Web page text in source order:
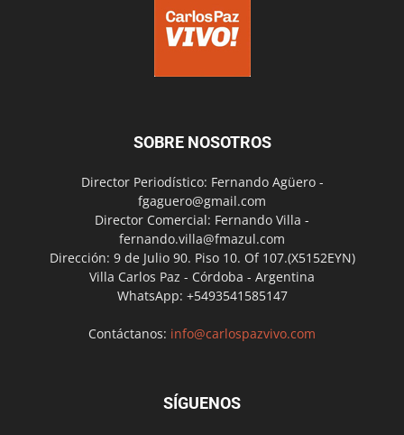
SOBRE NOSOTROS
Director Periodístico: Fernando Agüero -
fgaguero@gmail.com
Director Comercial: Fernando Villa -
fernando.villa@fmazul.com
Dirección: 9 de Julio 90. Piso 10. Of 107.(X5152EYN)
Villa Carlos Paz - Córdoba - Argentina
WhatsApp: +5493541585147
Contáctanos: info@carlospazvivo.com
SÍGUENOS